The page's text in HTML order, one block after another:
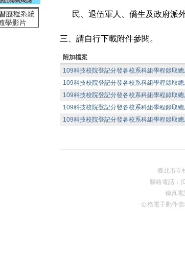
民、退伍軍人、僑生及政府派外
三、請自行下載附件參閱。
附加檔案
109科技校院登記分發各校系科組學程錄取
109科技校院登記分發各校系科組學程錄取
109科技校院登記分發各校系科組學程錄取
109科技校院登記分發各校系科組學程錄取
109科技校院登記分發各校系科組學程錄取
臺北市立
聯絡電話：
傳真
公務電子郵件信